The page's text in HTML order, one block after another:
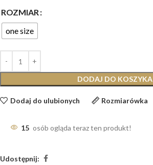
ROZMIAR
one size
DODAJ DO KOSZYKA
Dodaj do ulubionych Rozmiarówka
15 osób ogląda teraz ten produkt!
Udostępnij: